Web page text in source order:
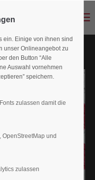
ein. Einige von ihnen sind
unser Onlineangebot zu
den Button “Alle
Auswahl vornehmen
speichern.
zulassen damit die
und
zulassen